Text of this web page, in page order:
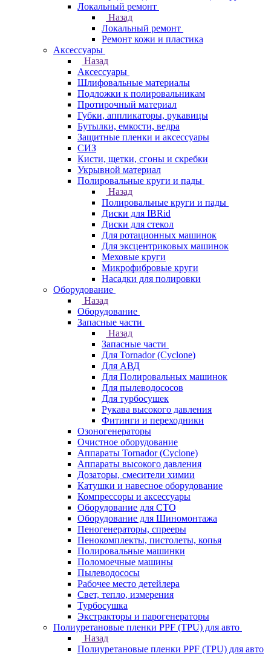
Локальный ремонт
Назад
Локальный ремонт
Ремонт кожи и пластика
Аксессуары
Назад
Аксессуары
Шлифовальные материалы
Подложки к полировальникам
Протирочный материал
Губки, аппликаторы, рукавицы
Бутылки, емкости, ведра
Защитные пленки и аксессуары
СИЗ
Кисти, щетки, сгоны и скребки
Укрывной материал
Полировальные круги и пады
Назад
Полировальные круги и пады
Диски для IBRid
Диски для стекол
Для ротационных машинок
Для эксцентриковых машинок
Меховые круги
Микрофибровые круги
Насадки для полировки
Оборудование
Назад
Оборудование
Запасные части
Назад
Запасные части
Для Tornador (Cyclone)
Для АВД
Для Полировальных машинок
Для пылеводососов
Для турбосушек
Рукава высокого давления
Фитинги и переходники
Озоногенераторы
Очистное оборудование
Аппараты Tornador (Cyclone)
Аппараты высокого давления
Дозаторы, смесители химии
Катушки и навесное оборудование
Компрессоры и аксессуары
Оборудование для СТО
Оборудование для Шиномонтажа
Пеногенераторы, спрееры
Пенокомплекты, пистолеты, копья
Полировальные машинки
Поломоечные машины
Пылеводососы
Рабочее место детейлера
Свет, тепло, измерения
Турбосушка
Экстракторы и парогенераторы
Полиуретановые пленки PPF (TPU) для авто
Назад
Полиуретановые пленки PPF (TPU) для авто